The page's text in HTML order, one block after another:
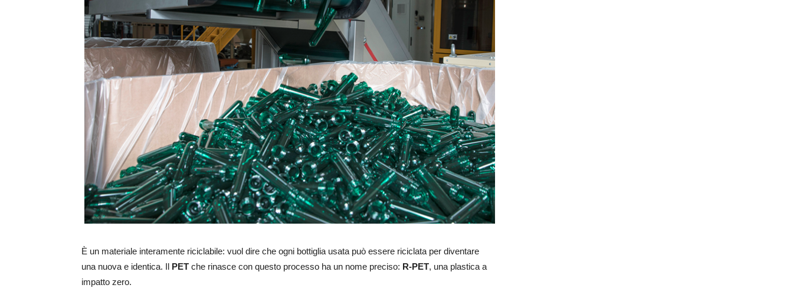
È un materiale interamente riciclabile: vuol dire che ogni bottiglia usata può essere riciclata per diventare
una nuova e identica. Il PET che rinasce con questo processo ha un nome preciso: R-PET, una plastica a
impatto zero.